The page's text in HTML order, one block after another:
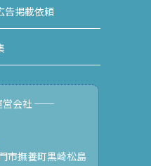
告掲載依頼
営会社 ──
市撫養町黒崎松島